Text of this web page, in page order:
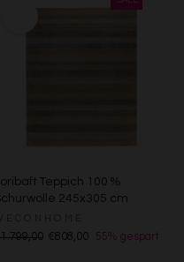
Teppich 100 %
245x305 cm
€808,00 55% gespart